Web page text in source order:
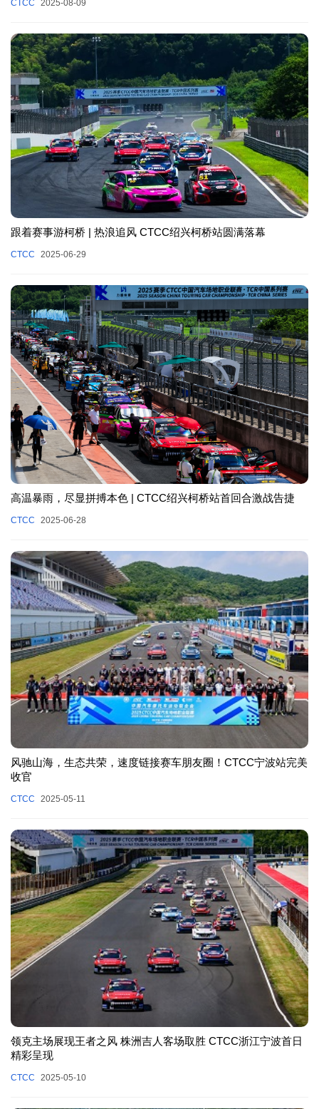
CTCC 2025-08-09
跟着赛事游柯桥 | 热浪追风 CTCC绍兴柯桥站圆满落幕
CTCC 2025-06-29
高温暴雨，尽显拼搏本色 | CTCC绍兴柯桥站首回合激战告捷
CTCC 2025-06-28
风驰山海，生态共荣，速度链接赛车朋友圈！CTCC宁波站完美
收官
CTCC 2025-05-11
领克主场展现王者之风 株洲吉人客场取胜 CTCC浙江宁波首日
精彩呈现
CTCC 2025-05-10